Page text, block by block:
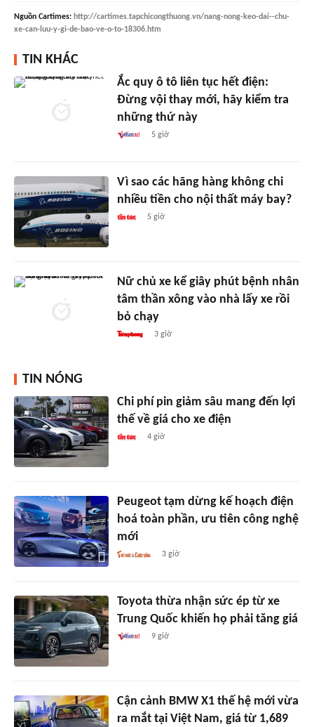
Nguồn Cartimes: http://cartimes.tapchicongthuong.vn/nang-nong-keo-dai--chu-
xe-can-luu-y-gi-de-bao-ve-o-to-18306.htm
TIN KHÁC
Ắc quy ô tô liên tục hết điện:
Đừng vội thay mới, hãy kiểm tra
những thứ này
5 giờ
Vì sao các hãng hàng không chi
nhiều tiền cho nội thất máy bay?
5 giờ
Nữ chủ xe kể giây phút bệnh nhân
tâm thần xông vào nhà lấy xe rồi
bỏ chạy
3 giờ
TIN NÓNG
Chi phí pin giảm sâu mang đến lợi
thế về giá cho xe điện
4 giờ
Peugeot tạm dừng kế hoạch điện
hoá toàn phần, ưu tiên công nghệ
mới
3 giờ
Toyota thừa nhận sức ép từ xe
Trung Quốc khiến họ phải tăng giá
9 giờ
Cận cảnh BMW X1 thế hệ mới vừa
ra mắt tại Việt Nam, giá từ 1,689